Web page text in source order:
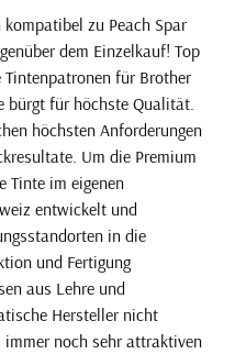
zu Peach Spar
dem Einzelkauf! Top
für Brother
bürgt für höchste Qualität.
höchsten Anforderungen
Um die Premium
Tinte im eigenen
entwickelt und
in die
und Fertigung
aus Lehre und
Hersteller nicht
immer noch sehr attraktiven